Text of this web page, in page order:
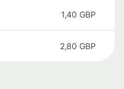
1,40 GBP
2,80 GBP